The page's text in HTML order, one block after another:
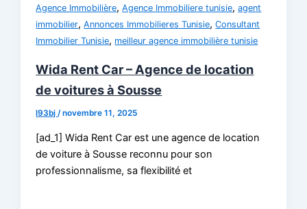
Agence Immobilière,Agence Immobiliere tunisie,agent
immobilier,Annonces Immobilieres Tunisie,Consultant
Immobilier Tunisie, meilleur agence immobilière tunisie
Wida Rent Car – Agence de location
de voitures à Sousse
l93bj/novembre 11, 2025
[ad_1] Wida Rent Car est une agence de location
de voiture à Sousse reconnu pour son
professionnalisme, sa flexibilité et